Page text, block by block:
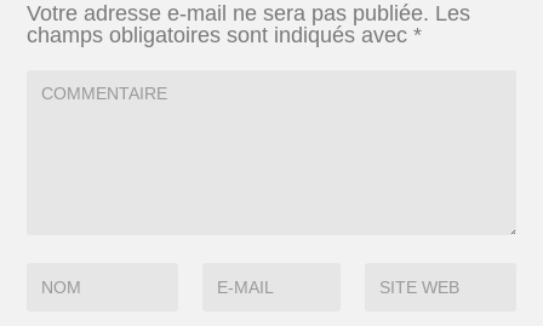
Votre adresse e-mail ne sera pas publiée. Les
champs obligatoires sont indiqués avec*